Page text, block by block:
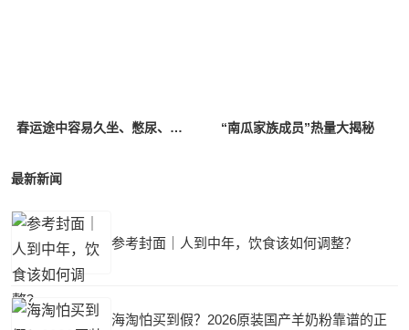
春运途中容易久坐、憋尿、缺水，收好这份健康锦囊 “南瓜家族成员”热量大揭秘
最新新闻
参考封面｜人到中年，饮食该如何调整？
海淘怕买到假？2026原装国产羊奶粉靠谱的正